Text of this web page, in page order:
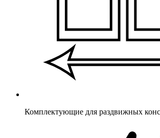
Комплектующие для раздвижных